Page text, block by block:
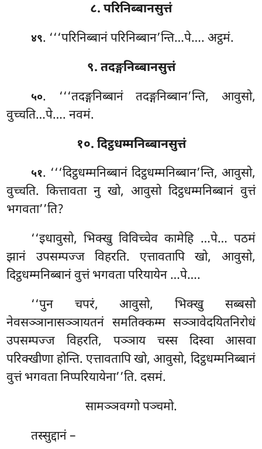
८. परिनिब्बानसुत्तं
४९. ‘‘‘परिनिब्बानं परिनिब्बान’न्ति…पे…. अट्ठमं.
९. तदङ्गनिब्बानसुत्तं
५०. ‘‘‘तदङ्गनिब्बानंतदङ्गनिब्बान’न्ति, आवुसो,
वुच्चति…पे…. नवमं.
१०. दिट्ठधम्मनिब्बानसुत्तं
५१. ‘‘‘दिट्ठधम्मनिब्बानं दिट्ठधम्मनिब्बान’न्ति, आवुसो,
वुच्चति. कित्तावता नु खो, आवुसो दिट्ठधम्मनिब्बानं वुत्तं
भगवता’’ति?
‘‘इधावुसो, भिक्खु विविच्चेव कामेहि …पे… पठमं
झानं उपसम्पज्ज विहरति. एत्तावतापि खो, आवुसो,
दिट्ठधम्मनिब्बानं वुत्तं भगवता परियायेन …पे….
‘‘पुन चपरं, आवुसो, भिक्खु सब्बसो
नेवसञ्ञानासञ्ञायतनं समतिक्कम्म सञ्ञावेदयितनिरोधं
उपसम्पज्ज विहरति, पञ्ञाय चस्स दिस्वा आसवा
परिक्खीणा होन्ति. एत्तावतापि खो, आवुसो, दिट्ठधम्मनिब्बानं
वुत्तं भगवता निप्परियायेना’’ति. दसमं.
सामञ्ञवग्गो पञ्चमो.
तस्सुद्दानं –